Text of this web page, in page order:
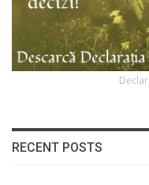
RECENT POSTS